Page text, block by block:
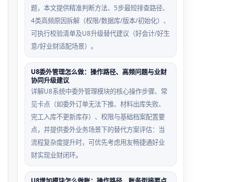
题，本文提供精准判断方法、5步最短排查路径、
4类高频原因拆解（权限/数据库/版本/初始化）、
可执行校验清单及U8升级替代建议（好会计/好生
意/好业财适配场景）。
U8委外管理怎么做：操作路径、高频问题与业财
协同升级建议
详解U8系统中委外管理模块的核心操作步骤、常
见卡点（如委外订单无法下推、材料出库失败、
完工入库不更新库存）、权限与基础档案配置要
点，并提供委外业务场景下的替代方案评估：当
流程复杂度提升时，可优先考虑用友畅捷通好业
财实现业财闭环。